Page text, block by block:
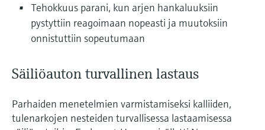
Tehokkuus parani, kun arjen hankaluuksiin
pystyttiin reagoimaan nopeasti ja muutoksiin
onnistuttiin sopeutumaan
Säiliöauton turvallinen lastaus
Parhaiden menetelmien varmistamiseksi kalliiden,
tulenarkojen nesteiden turvallisessa lastaamisessa